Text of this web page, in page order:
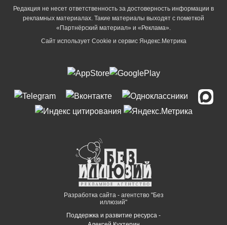
Редакция не несет ответственность за достоверность информации в
рекламных материалах. Такие материалы выходят с пометкой
«Партнёрский материал» и «Реклама».
Сайт использует Cookie и сервиc Яндекс.Метрика
Разработка сайта - агентство "Без
иллюзий"
Поддержка и развитие ресурса -